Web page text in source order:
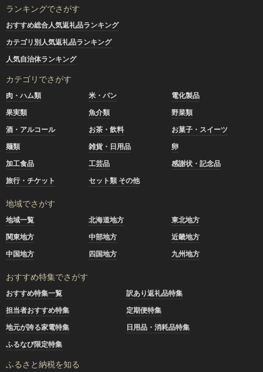
ランキングでさがす
おすすめ総合人気返礼品ランキング
カテゴリ別人気返礼品ランキング
人気自治体ランキング
カテゴリでさがす
肉・ハム類 米・パン
電化製品
果実類
魚介類
野菜類
酒・アルコール
お茶・飲料
お菓子・スイーツ
麺類
雑貨・日用品
卵
加工食品
工芸品
感謝状・記念品
旅行・チケット
セット類 その他
地域でさがす
地域一覧 北海道地方
東北地方
関東地方
中部地方
近畿地方
中国地方
四国地方 九州地方
おすすめ特集でさがす
おすすめ特集一覧
訳あり返礼品特集
担当者おすすめ特集
定期便特集
地元が誇る家電特集
日用品・消耗品特集
ふるなび限定特集
ふるさと納税を知る